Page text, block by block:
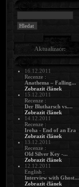
Aktualizace:
16.12.2011
Recenze :
Anathema – Falling...
Zobrazit článek
15.12.2011
Recenze :
Der Blutharsch vs....
Zobrazit článek
14.12.2011
Recenze :
Iroha - End of an Era
Zobrazit článek
13.12.2011
Recenze :
Old Silver Key -...
Zobrazit článek
12.12.2011
English :
Interview with Ghost...
Zobrazit článek